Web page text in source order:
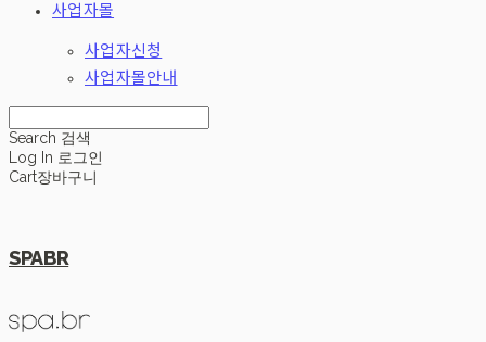
사업자몰
사업자신청
사업자몰안내
Search 검색
Log In 로그인
Cart장바구니
SPABR